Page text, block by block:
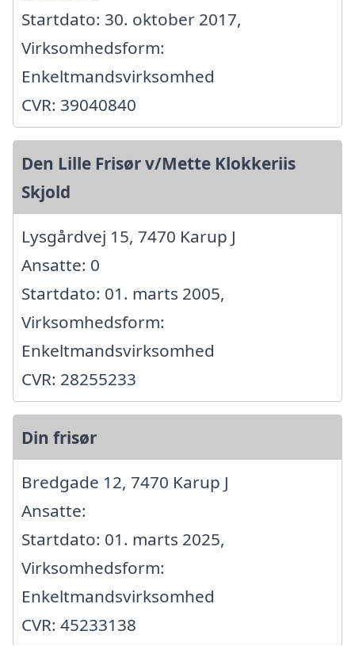
Startdato: 30. oktober 2017,
Virksomhedsform:
Enkeltmandsvirksomhed
CVR: 39040840
Den Lille Frisør v/Mette Klokkeriis
Skjold
Lysgårdvej 15, 7470 Karup J
Ansatte: 0
Startdato: 01. marts 2005,
Virksomhedsform:
Enkeltmandsvirksomhed
CVR: 28255233
Din frisør
Bredgade 12, 7470 Karup J
Ansatte:
Startdato: 01. marts 2025,
Virksomhedsform:
Enkeltmandsvirksomhed
CVR: 45233138